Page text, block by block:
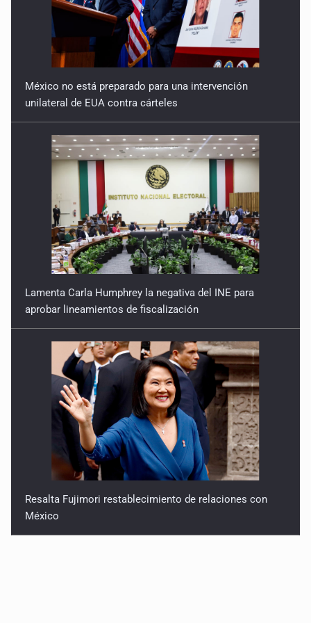
México no está preparado para una intervención
unilateral de EUA contra cárteles
Lamenta Carla Humphrey la negativa del INE para
aprobar lineamientos de fiscalización
Resalta Fujimori restablecimiento de relaciones con
México